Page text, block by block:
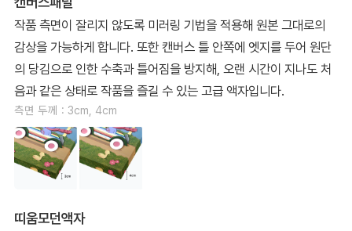
작품 측면이 잘리지 않도록 미러링 기법을 적용해 원본 그대로의
감상을 가능하게 합니다. 또한 캔버스 틀 안쪽에 엣지를 두어 원단
의 당김으로 인한 수축과 틀어짐을 방지해, 오랜 시간이 지나도 처
음과 같은 상태로 작품을 즐길 수 있는 고급 액자입니다.
측면 두께 : 3cm, 4cm
띠움모던액자